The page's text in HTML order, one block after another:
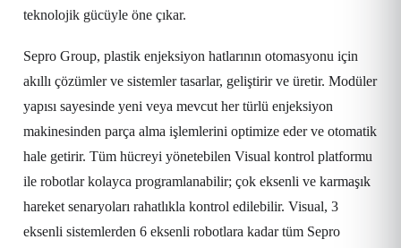
teknolojik gücüyle öne çıkar.
Sepro Group, plastik enjeksiyon hatlarının otomasyonu için
akıllı çözümler ve sistemler tasarlar, geliştirir ve üretir. Modüler
yapısı sayesinde yeni veya mevcut her türlü enjeksiyon
makinesinden parça alma işlemlerini optimize eder ve otomatik
hale getirir. Tüm hücreyi yönetebilen Visual kontrol platformu
ile robotlar kolayca programlanabilir; çok eksenli ve karmaşık
hareket senaryoları rahatlıkla kontrol edilebilir. Visual, 3
eksenli sistemlerden 6 eksenli robotlara kadar tüm Sepro